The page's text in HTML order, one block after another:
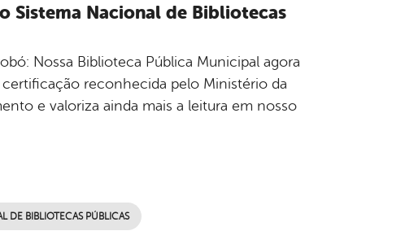
Sistema Nacional de Bibliotecas
Nossa Biblioteca Pública Municipal agora
reconhecida pelo Ministério da
e valoriza ainda mais a leitura em nosso
DE BIBLIOTECAS PÚBLICAS